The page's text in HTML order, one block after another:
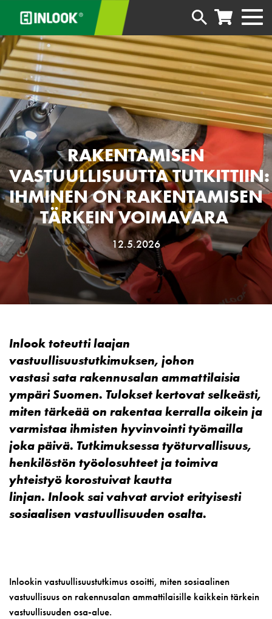
RAKENTAMISEN
VASTUULLISUUTTA TUTKITTIIN:
IHMINEN ON RAKENTAMISEN
TÄRKEIN VOIMAVARA
12.5.2026
Inlook toteutti laajan
vastuullisuustutkimuksen, johon
vastasi sata rakennusalan ammattilaisia
ympäri Suomen. Tulokset kertovat selkeästi,
miten tärkeää on rakentaa kerralla oikein ja
varmistaa ihmisten hyvinvointi työmailla
joka päivä. Tutkimuksessa työturvallisuus,
henkilöstön työolosuhteet ja toimiva
yhteistyö korostuivat kautta
linjan. Inlook sai vahvat arviot erityisesti
sosiaalisen vastuullisuuden osalta.
Inlookin vastuullisuustutkimus osoitti, miten sosiaalinen
vastuullisuus on rakennusalan ammattilaisille kaikkein tärkein
vastuullisuuden osa-alue.